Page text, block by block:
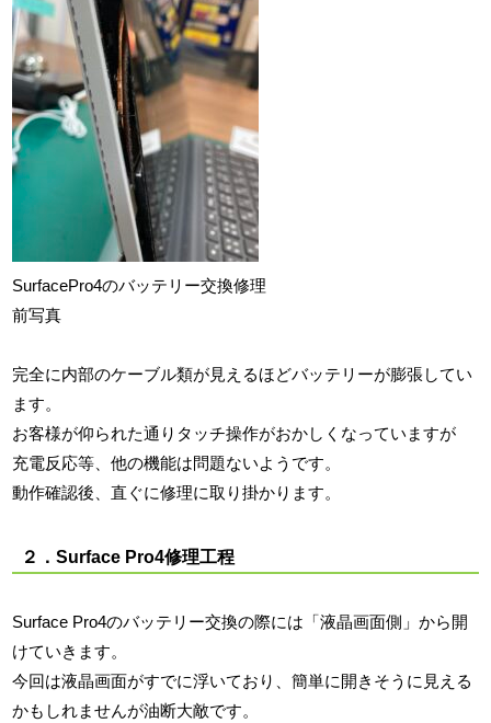
SurfacePro4のバッテリー交換修理
前写真
完全に内部のケーブル類が見えるほどバッテリーが膨張してい
ます。
お客様が仰られた通りタッチ操作がおかしくなっていますが
充電反応等、他の機能は問題ないようです。
動作確認後、直ぐに修理に取り掛かります。
２．Surface Pro4修理工程
Surface Pro4のバッテリー交換の際には「液晶画面側」から開
けていきます。
今回は液晶画面がすでに浮いており、簡単に開きそうに見える
かもしれませんが油断大敵です。